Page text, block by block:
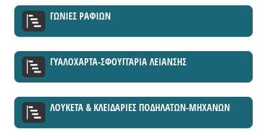
ΓΩΝΙΕΣ ΡΑΦΙΩΝ
ΓΥΑΛΟΧΑΡΤΑ-ΣΦΟΥΓΓΑΡΙΑ ΛΕΙΑΝΣΗΣ
ΛΟΥΚΕΤΑ & ΚΛΕΙΔΑΡΙΕΣ ΠΟΔΗΛΑΤΩΝ-ΜΗΧΑΝΩΝ